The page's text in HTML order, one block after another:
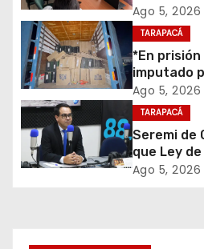
ó
n
d
e
e
primera
para el
desuso en
Ago 5, 2026
TARAPACÁ
*En
imputado
cigarrillos
millones*
Ago 5, 2026
TARAPACÁ
Seremi de
que Ley
Nacional
Ago 5, 2026